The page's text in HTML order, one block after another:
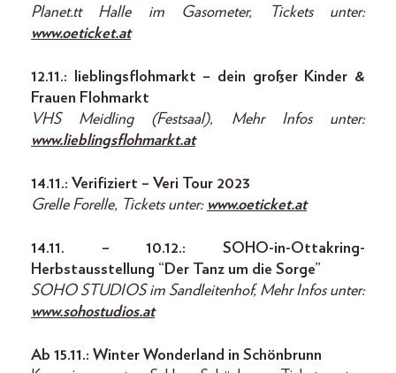
Planet.tt Halle im Gasometer, Tickets unter:
www.oeticket.at
12.11.: lieblingsflohmarkt – dein großer Kinder &
Frauen Flohmarkt
VHS Meidling (Festsaal), Mehr Infos unter:
www.lieblingsflohmarkt.at
14.11.: Verifiziert – Veri Tour 2023
Grelle Forelle, Tickets unter: www.oeticket.at
14.11. – 10.12.:
SOHO-in-Ottakring-
Herbstausstellung “Der Tanz um die Sorge”
SOHO STUDIOS im Sandleitenhof, Mehr Infos unter:
www.sohostudios.at
Ab 15.11.: Winter Wonderland in Schönbrunn